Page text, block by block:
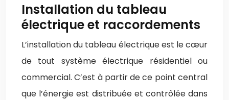
Installation du tableau
électrique et raccordements
L’installation du tableau électrique est le cœur
de tout système électrique résidentiel ou
commercial. C’est à partir de ce point central
que l’énergie est distribuée et contrôlée dans